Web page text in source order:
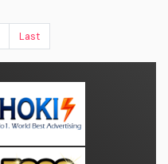
Last